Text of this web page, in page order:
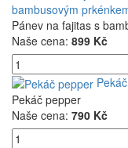
bambusovým
Pánev na fajitas s
Naše cena: 899 Kč
Pekáč pepper
Naše cena: 790 Kč